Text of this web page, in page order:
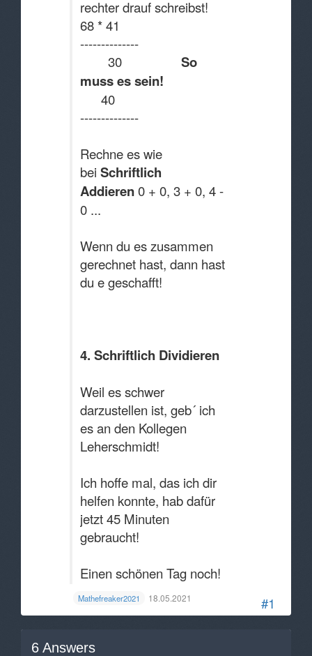
#1
rechter drauf schreibst!
68 * 41
--------------
30 So
muss es sein!
40
--------------
Rechne es wie
bei Schriftlich
Addieren0 + 0, 3 + 0, 4 -
0 ...
Wenn du es zusammen
gerechnet hast, dann hast
du e geschafft!
4. Schriftlich Dividieren
Weil es schwer
darzustellen ist, geb´ ich
es an den Kollegen
Leherschmidt!
Ich hoffe mal, das ich dir
helfen konnte, hab dafür
jetzt 45 Minuten
gebraucht!
Einen schönen Tag noch!
Mathefreaker2021 18.05.2021
6 Answers